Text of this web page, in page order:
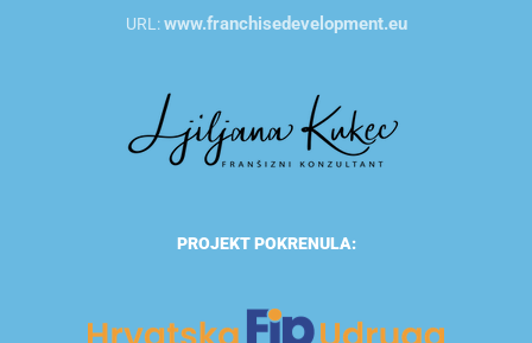
URL:www.franchisedevelopment.eu
PROJEKT POKRENULA: